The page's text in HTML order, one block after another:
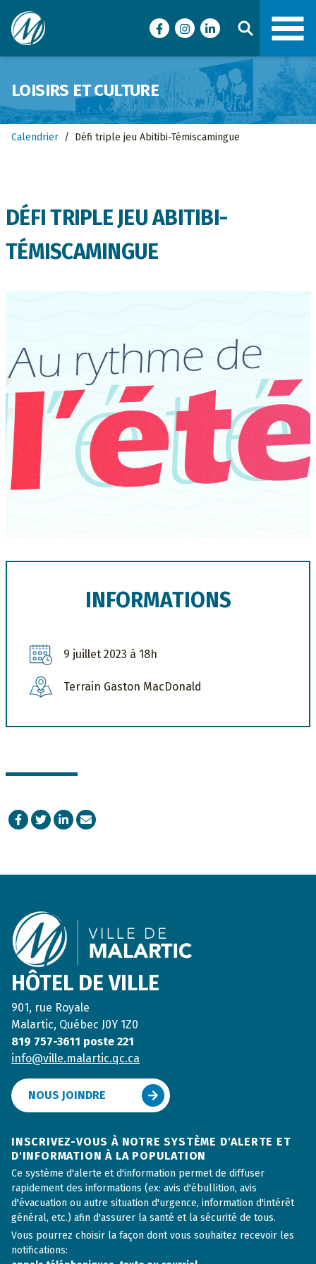
Ville de Malartic
FacebookInstagramLinkedIn
LOISIRS ET CULTURE
Calendrier / Défi triple jeu Abitibi-Témiscamingue
DÉFI TRIPLE JEU ABITIBI-
TÉMISCAMINGUE
INFORMATIONS
9 juillet 2023 à 18h
Terrain Gaston MacDonald
Facebook
TwitterLinkedIn
Courriel
HÔTEL DE VILLE
901, rue Royale
Malartic, Québec J0Y 1Z0
819 757-3611 poste 221
info@ville.malartic.qc.ca
NOUS JOINDRE
INSCRIVEZ-VOUS À NOTRE SYSTÈME D'ALERTE ET
D'INFORMATION À LA POPULATION
Ce système d'alerte et d'information permet de diffuser
rapidement des informations (ex: avis d'ébullition, avis
d'évacuation ou autre situation d'urgence, information d'intérêt
général, etc.) afin d'assurer la santé et la sécurité de tous.
Vous pourrez choisir la façon dont vous souhaitez recevoir les
notifications: